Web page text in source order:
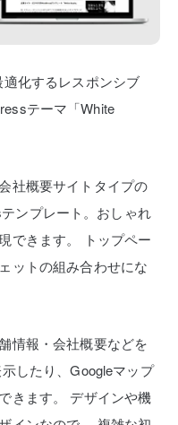
化するレスポンシブ
テーマ「White
社概要サイトタイプの
ンプレート。おしゃれ
できます。
トップペー
ットの組み合わせにな
情報・会社概要などを
したり、Googleマップ
きます。
デザインや機